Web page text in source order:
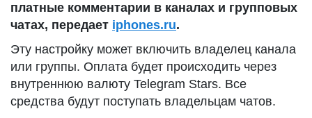
платные комментарии в каналах и групповых
чатах, передает iphones.ru.
Эту настройку может включить владелец канала
или группы. Оплата будет происходить через
внутреннюю валюту Telegram Stars. Все
средства будут поступать владельцам чатов.